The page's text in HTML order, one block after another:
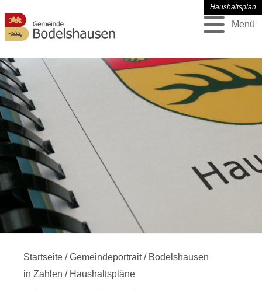
Menü
Haushaltsplan
Startseite /Gemeindeportrait/ Bodelshausen
in Zahlen / Haushaltspläne